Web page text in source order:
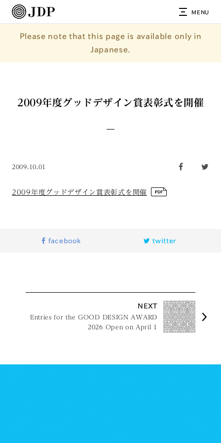
MENU
Please note that this page is available only in
Japanese.
2009年度グッドデザイン賞表彰式を開催
2009.10.01
2009年度グッドデザイン賞表彰式を開催
facebook twitter
NEXT
Entries for the GOOD DESIGN AWARD
2026 Open on April 1